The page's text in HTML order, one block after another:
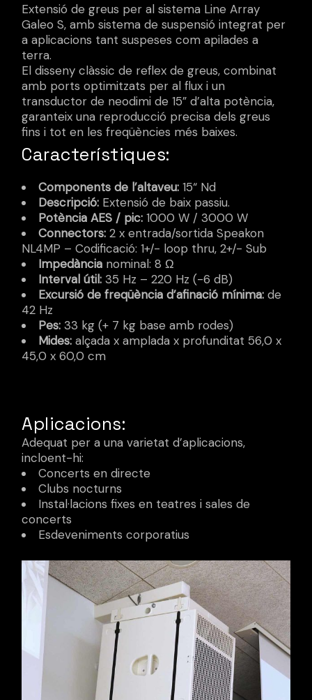
Extensió de greus per al sistema Line Array
Galeo S, amb sistema de suspensió integrat per
a aplicacions tant suspeses com apilades a
terra.
El disseny clàssic de reflex de greus, combinat
amb ports optimitzats per al flux i un
transductor de neodimi de 15” d’alta potència,
garanteix una reproducció precisa dels greus
fins i tot en les freqüències més baixes.
Característiques:
Components de l’altaveu: 15“ Nd
Descripció: Extensió de baix passiu.
Potència AES / pic: 1000 W / 3000 W
Connectors: 2 x entrada/sortida Speakon
NL4MP – Codificació: 1+/- loop thru, 2+/- Sub
Impedància nominal: 8 Ω
Interval útil: 35 Hz – 220 Hz (-6 dB)
Excursió de freqüència d’afinació mínima: de
42 Hz
Pes: 33 kg (+ 7 kg base amb rodes)
Mides: alçada x amplada x profunditat 56,0 x
45,0 x 60,0 cm
Aplicacions:
Adequat per a una varietat d’aplicacions,
incloent-hi:
Concerts en directe
Clubs nocturns
Instal·lacions fixes en teatres i sales de
concerts
Esdeveniments corporatius